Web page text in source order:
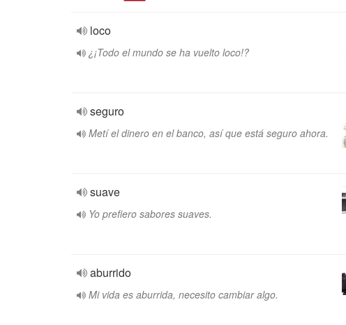
loco
¿¡Todo el mundo se ha vuelto loco!?
seguro
Metí el dinero en el banco, así que está seguro ahora.
suave
Yo prefiero sabores suaves.
aburrido
Mi vida es aburrida, necesito cambiar algo.